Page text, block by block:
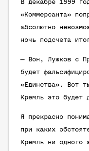
В декабре 1999
«Коммерсанта»
абсолютно
ночь подсчета
— Вон, Лужков с
будет
«Единства». Вот
Кремль это будет
Я прекрасно
при каких
Кремль ни одного